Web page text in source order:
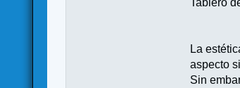
Tablero
La
aspecto
Sin